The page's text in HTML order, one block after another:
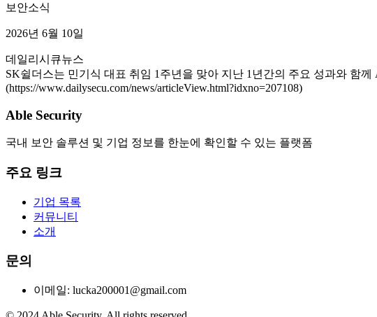
보안소식
2026년 6월 10일
데일리시큐뉴스
SK쉴더스는 민기식 대표 취임 1주년을 맞아 지난 1년간의 주요 성과와 함
(https://www.dailysecu.com/news/articleView.html?idxno=207108)
Able Security
국내 보안 솔루션 및 기업 정보를 한눈에 확인할 수 있는 플랫폼
주요 링크
기업 목록
커뮤니티
소개
문의
이메일: lucka200001@gmail.com